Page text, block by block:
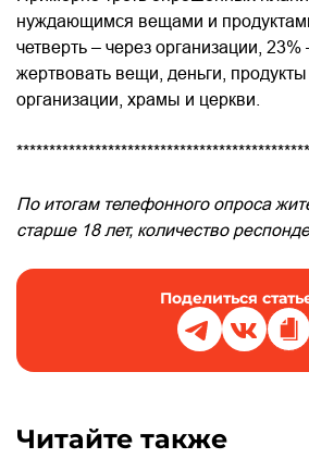
нуждающимся вещами и
четверть – через организации,
жертвовать вещи, деньги,
организации, храмы и церкви.
По итогам телефонного опроса
старше 18 лет, количество
Поделиться
Читайте также